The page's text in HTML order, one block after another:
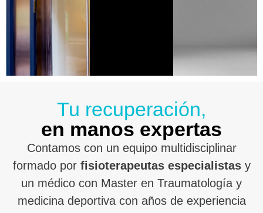
Tu recuperación,
en manos expertas
Contamos con un equipo multidisciplinar
formado por fisioterapeutas especialistasy
un médico con Master en Traumatología y
medicina deportiva con años de experiencia